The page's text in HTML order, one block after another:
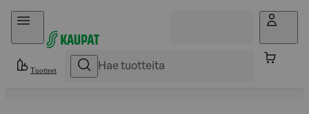
Hyppää sisältöön
Tuotteet